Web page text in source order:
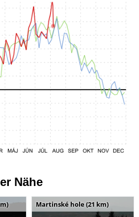
Nähe
Martinské hole (21 km)